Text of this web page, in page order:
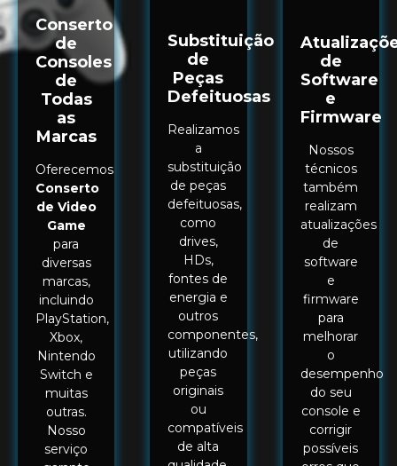
Conserto
de
Consoles
de
Todas
as
Marcas
Oferecemos
Conserto
de Video
Game
para
diversas
marcas,
incluindo
PlayStation,
Xbox,
Nintendo
Switch e
muitas
outras.
Nosso
serviço
Substituição
de
Peças
Defeituosas
Realizamos
a
substituição
de peças
defeituosas,
como
drives,
HDs,
fontes de
energia e
outros
componentes,
utilizando
peças
originais
ou
compatíveis
de alta
de
Software
e
Firmware
Nossos
técnicos
também
realizam
atualizações
de
software
e
firmware
para
melhorar
o
desempenho
do seu
console e
corrigir
possíveis